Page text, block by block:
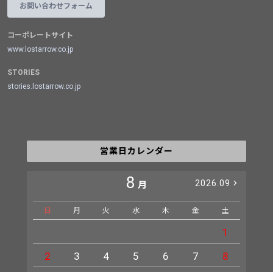
お問い合わせフォーム
コーポレートサイト
www.lostarrow.co.jp
STORIES
stories.lostarrow.co.jp
営業日カレンダー
8 月 2026.09
日 月 火 水 木 金 土
1
2
3 4 5 6 7
8